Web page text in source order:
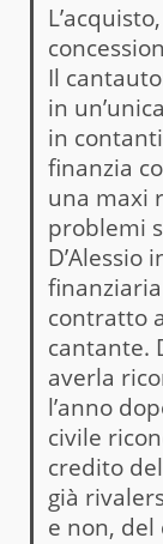
Il
in
in
finanzia
una maxi
problemi
contratto
cantante.
averla
l’anno
civile
credito
già
e non, del